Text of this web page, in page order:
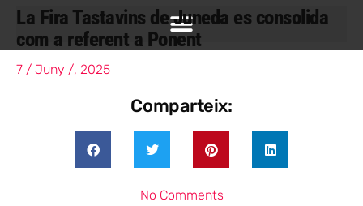
La Fira Tastavins de Juneda es consolida
com a referent a Ponent
7 / Juny /, 2025
Comparteix:
No Comments